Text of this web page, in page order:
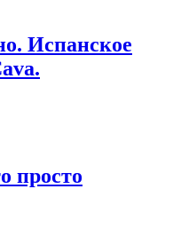
Испанское
просто